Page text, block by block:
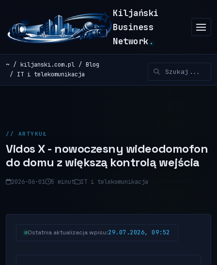
Kiljański
Business
Network .
~ kiljanski.com.pl
Blog
IT i telekomunikacja
// ARTYKUŁ
Vidos X - nowoczesny wideodomofon
do domu z większą kontrolą wejścia
2026-06-01 5 minut IT i telekomunikacja
Ostatnia aktualizacja wpisu:29.07.2026, 09:52